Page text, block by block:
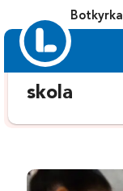
Botkyrka
skola